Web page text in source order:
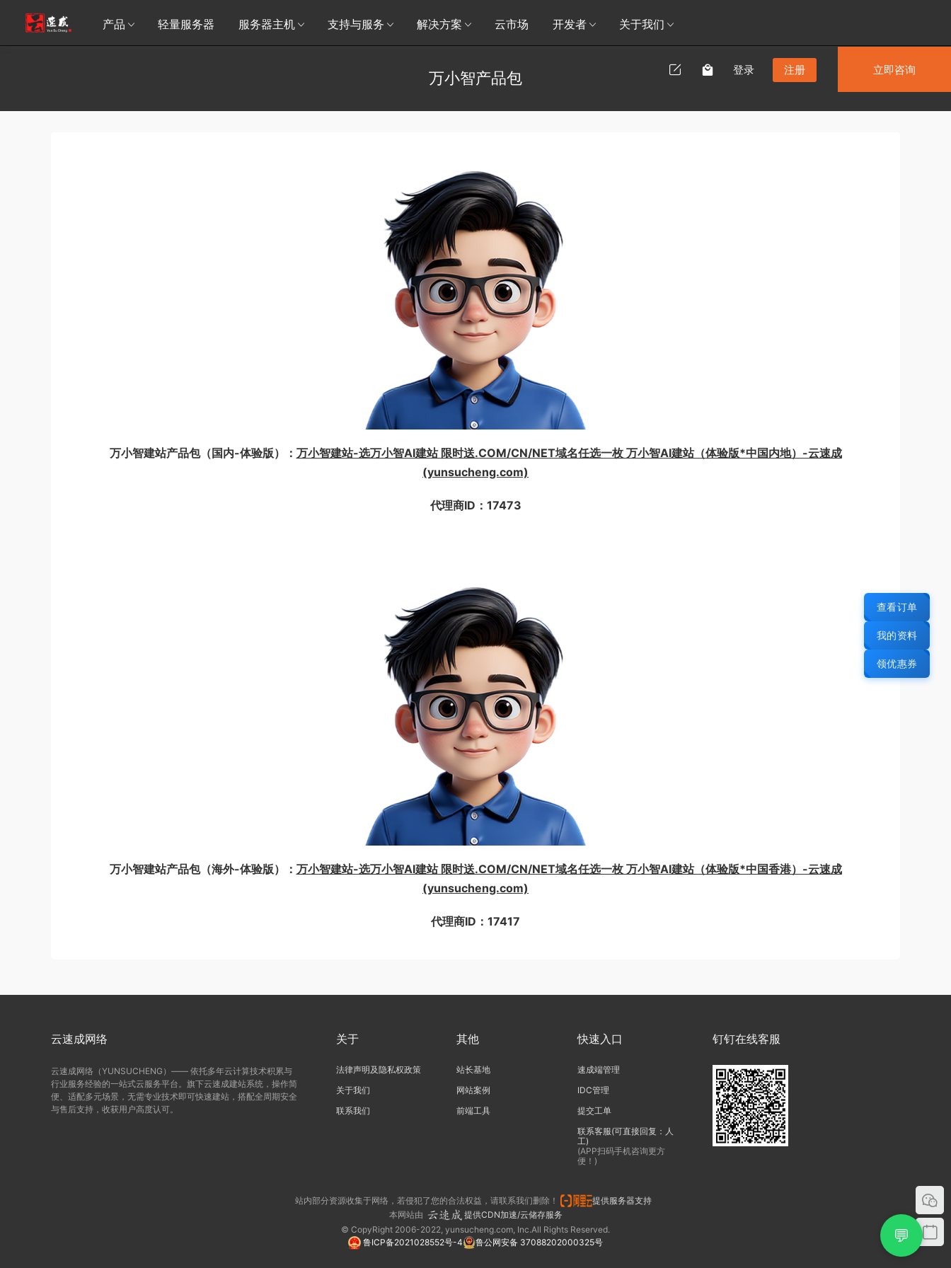
产品 轻量服务器 服务器主机 支持与服务 解决方案 云市场 开发者 关于我们
登录 注册 立即咨询
万小智产品包
万小智建站产品包（国内-体验版）： 万小智建站-选万小智AI建站 限时送.COM/CN/NET域名任选一枚 万小智AI建站（体验版*中国内地）-云速成
(yunsucheng.com)
代理商ID：17473
万小智建站产品包（海外-体验版）： 万小智建站-选万小智AI建站 限时送.COM/CN/NET域名任选一枚 万小智AI建站（体验版*中国香港）-云速成
(yunsucheng.com)
代理商ID：17417
云速成网络
云速成网络（YUNSUCHENG）—— 依托多年云计算技术积累与
行业服务经验的一站式云服务平台。旗下云速成建站系统，操作简
便、适配多元场景，无需专业技术即可快速建站，搭配全周期安全
与售后支持，收获用户高度认可。
关于
法律声明及隐私权政策
关于我们
联系我们
其他
站长基地
网站案例
前端工具
快速入口
速成端管理
IDC管理
提交工单
联系客服(可直接回复：人
工)
(APP扫码手机咨询更方
便！)
钉钉在线客服
站内部分资源收集于网络，若侵犯了您的合法权益，请联系我们删除！
提供服务器支持
本网站由
提供CDN加速/云储存服务
© CopyRight 2006-2022, yunsucheng.com, Inc.All Rights Reserved.
鲁ICP备2021028552号-4
鲁公网安备 37088202000325号 💬
查看订单
我的资料
领优惠券